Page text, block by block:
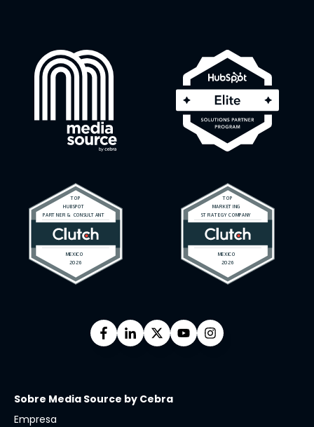
Sobre Media Source by Cebra
Empresa